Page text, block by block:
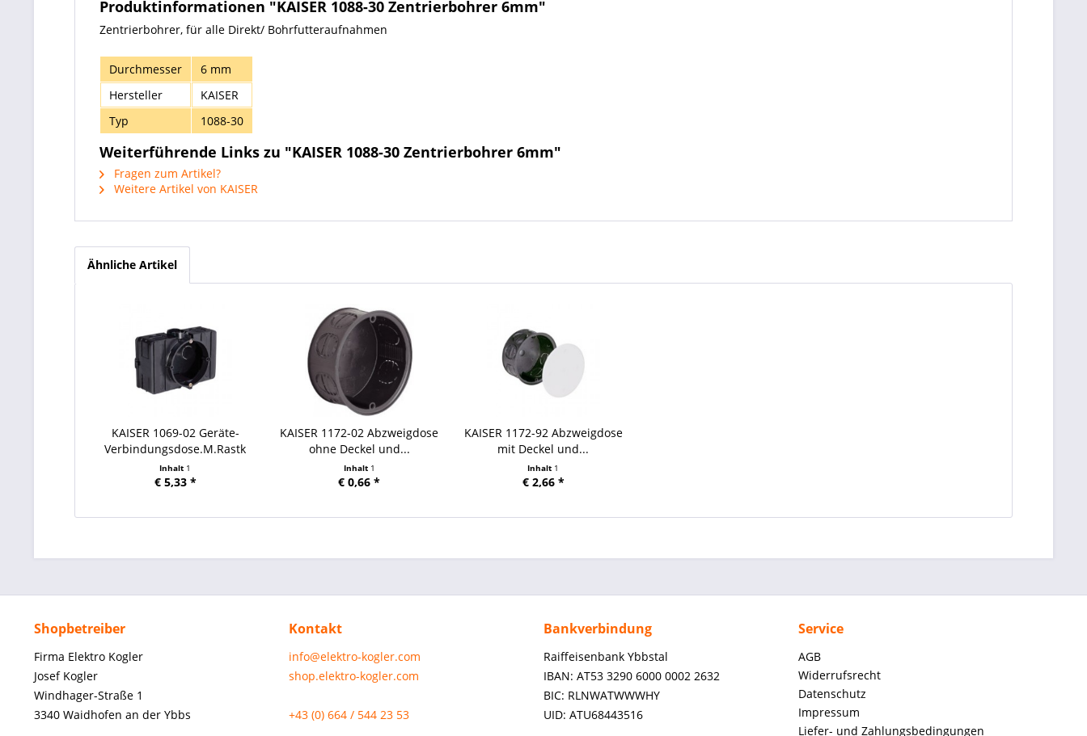
Produktinformationen "KAISER 1088-30 Zentrierbohrer 6mm"
Zentrierbohrer, für alle Direkt/ Bohrfutteraufnahmen
Durchmesser
6 mm
Hersteller
KAISER
Typ
1088-30
Weiterführende Links zu "KAISER 1088-30 Zentrierbohrer 6mm"
Fragen zum Artikel?
Weitere Artikel von KAISER
Ähnliche Artikel
KAISER 1069-02 Geräte-
Verbindungsdose.M.Rastk
Inhalt 1
€ 5,33 *
KAISER 1172-02 Abzweigdose
ohne Deckel und...
Inhalt 1
€ 0,66 *
KAISER 1172-92 Abzweigdose
mit Deckel und...
Inhalt 1
€ 2,66 *
Shopbetreiber
Firma Elektro Kogler
Josef Kogler
Windhager-Straße 1
3340 Waidhofen an der Ybbs
Kontakt
info@elektro-kogler.com
shop.elektro-kogler.com
+43 (0) 664 / 544 23 53
Bankverbindung
Raiffeisenbank Ybbstal
IBAN: AT53 3290 6000 0002 2632
BIC: RLNWATWWWHY
UID: ATU68443516
Service
AGB
Widerrufsrecht
Datenschutz
Impressum
Liefer- und Zahlungsbedingungen